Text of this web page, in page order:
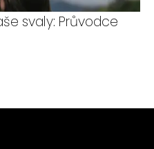
svaly: Průvodce